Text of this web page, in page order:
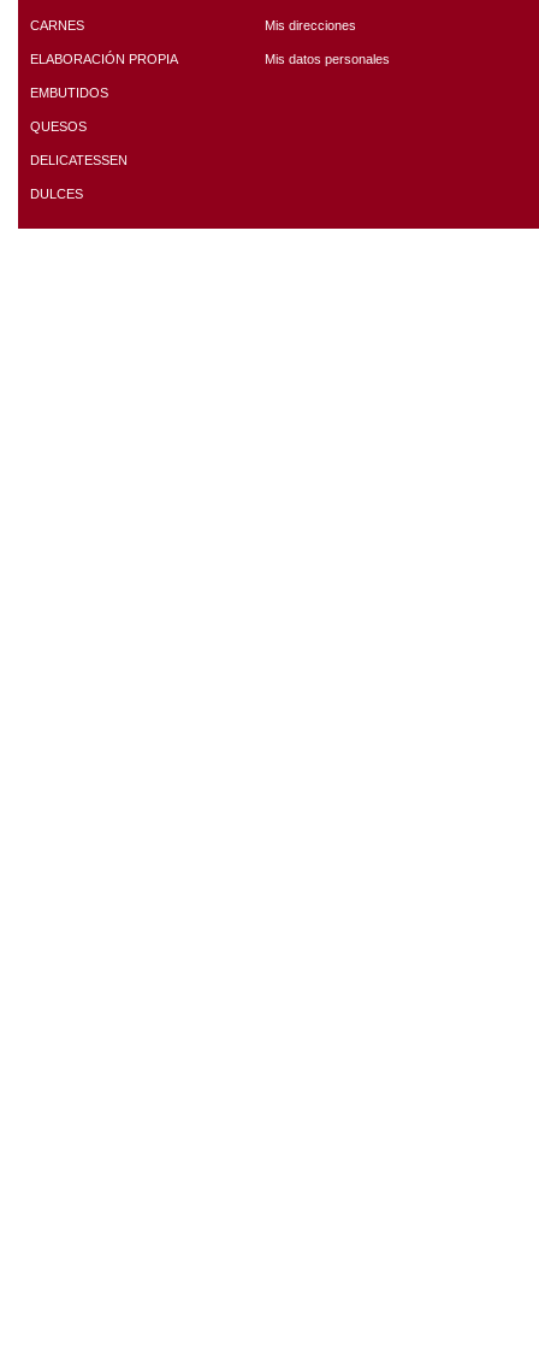
CARNES
ELABORACIÓN PROPIA
EMBUTIDOS
QUESOS
DELICATESSEN
DULCES
Mis direcciones
Mis datos personales